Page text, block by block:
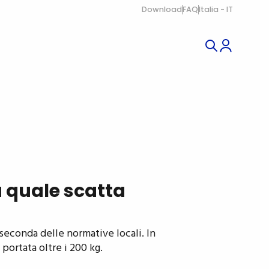
DownloadFAQ Italia - IT
quale scatta
delle normative locali. In
oltre i 200 kg.